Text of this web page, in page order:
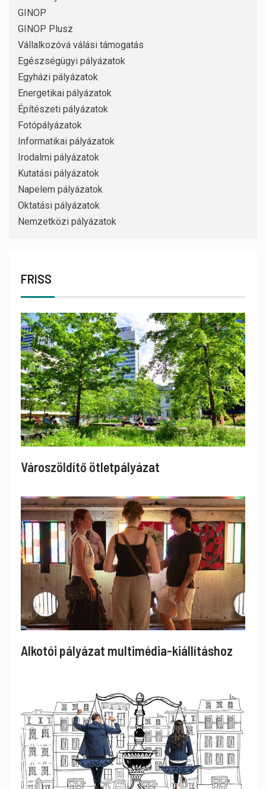
GINOP
GINOP Plusz
Vállalkozóvá válási támogatás
Egészségügyi pályázatok
Egyházi pályázatok
Energetikai pályázatok
Építészeti pályázatok
Fotópályázatok
Informatikai pályázatok
Irodalmi pályázatok
Kutatási pályázatok
Napelem pályázatok
Oktatási pályázatok
Nemzetközi pályázatok
FRISS
Városzöldítő ötletpályázat
Alkotói pályázat multimédia-kiállításhoz